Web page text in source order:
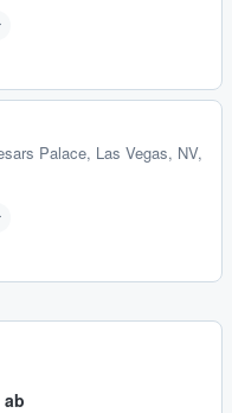
Palace, Las Vegas, NV,